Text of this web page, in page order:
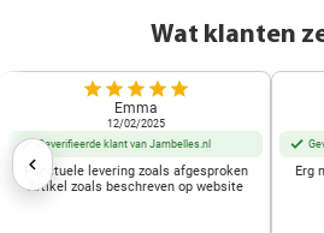
Wat klanten
Emma
12/02/2025
Geverifieerde klant van Jambelles.nl
Punctuele levering zoals afgesproken
Artikel zoals beschreven op website
Erg